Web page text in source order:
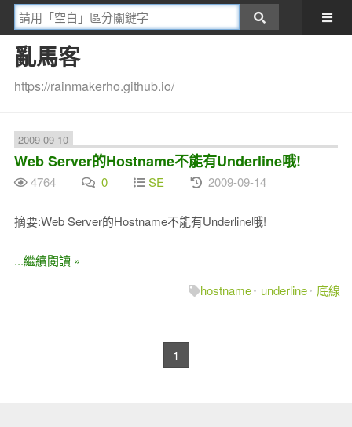
亂馬客
https://rainmakerho.github.io/
2009-09-10
Web Server的Hostname不能有Underline哦!
4764 0 SE 2009-09-14
摘要:Web Server的Hostname不能有Underline哦!
...繼續閱讀 »
hostname
underline 底線
1